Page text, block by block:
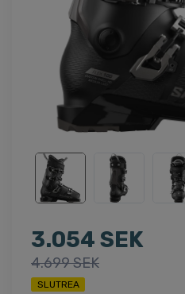
3.054 SEK
4.699 SEK
SLUTREA